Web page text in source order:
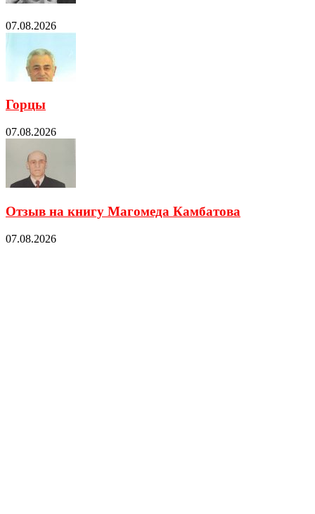
07.08.2026
Горцы
07.08.2026
Отзыв на книгу Магомеда Камбатова
07.08.2026